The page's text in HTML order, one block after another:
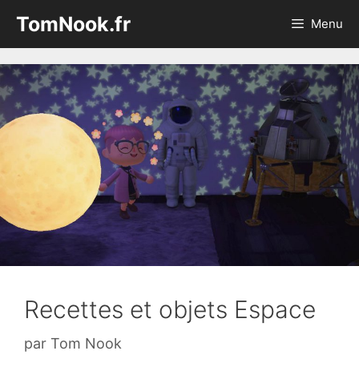
contenu
TomNook.fr Menu
Recettes et objets Espace
par Tom Nook